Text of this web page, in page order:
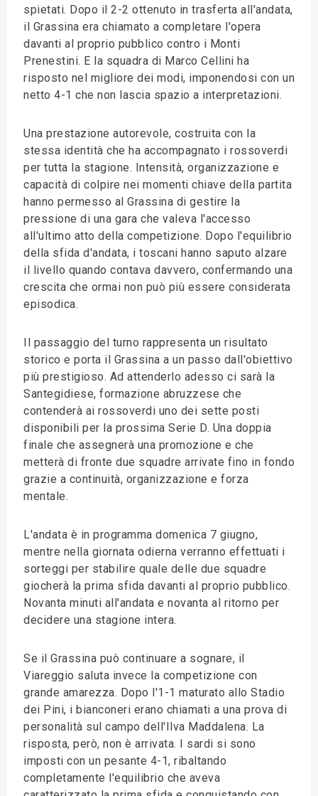
spietati. Dopo il 2-2 ottenuto in trasferta all'andata,
il Grassina era chiamato a completare l'opera
davanti al proprio pubblico contro i Monti
Prenestini. E la squadra di Marco Cellini ha
risposto nel migliore dei modi, imponendosi con un
netto 4-1 che non lascia spazio a interpretazioni.
Una prestazione autorevole, costruita con la
stessa identità che ha accompagnato i rossoverdi
per tutta la stagione. Intensità, organizzazione e
capacità di colpire nei momenti chiave della partita
hanno permesso al Grassina di gestire la
pressione di una gara che valeva l'accesso
all'ultimo atto della competizione. Dopo l'equilibrio
della sfida d'andata, i toscani hanno saputo alzare
il livello quando contava davvero, confermando una
crescita che ormai non può più essere considerata
episodica.
Il passaggio del turno rappresenta un risultato
storico e porta il Grassina a un passo dall'obiettivo
più prestigioso. Ad attenderlo adesso ci sarà la
Santegidiese, formazione abruzzese che
contenderà ai rossoverdi uno dei sette posti
disponibili per la prossima Serie D. Una doppia
finale che assegnerà una promozione e che
metterà di fronte due squadre arrivate fino in fondo
grazie a continuità, organizzazione e forza
mentale.
L'andata è in programma domenica 7 giugno,
mentre nella giornata odierna verranno effettuati i
sorteggi per stabilire quale delle due squadre
giocherà la prima sfida davanti al proprio pubblico.
Novanta minuti all'andata e novanta al ritorno per
decidere una stagione intera.
Se il Grassina può continuare a sognare, il
Viareggio saluta invece la competizione con
grande amarezza. Dopo l'1-1 maturato allo Stadio
dei Pini, i bianconeri erano chiamati a una prova di
personalità sul campo dell'Ilva Maddalena. La
risposta, però, non è arrivata. I sardi si sono
imposti con un pesante 4-1, ribaltando
completamente l'equilibrio che aveva